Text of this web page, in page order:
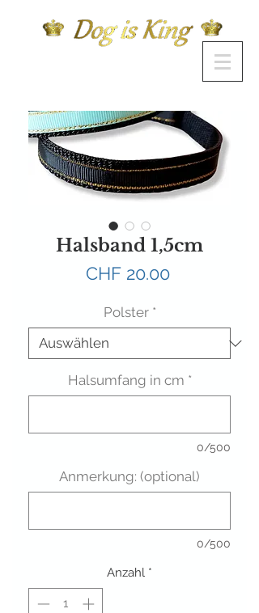
Halsband 1,5cm
CHF 20.00Preis
Polster *
Halsumfang in cm *
0/500
Anmerkung: (optional)
0/500
Anzahl *